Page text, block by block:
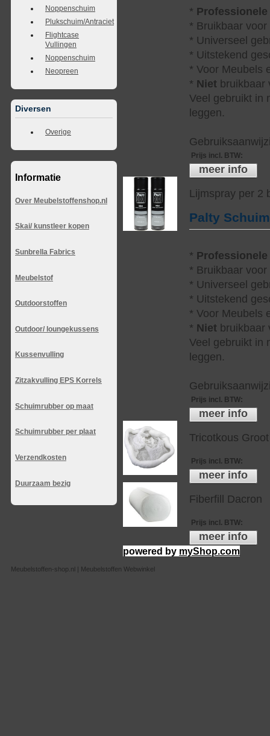
Noppenschuim
Plukschuim/Antraciet
Flightcase
Vullingen
Noppenschuim
Neopreen
Diversen
Overige
Informatie
Over Meubelstoffenshop.nl
Skai/ kunstleer kopen
Sunbrella Fabrics
Meubelstof
Outdoorstoffen
Outdoor/ loungekussens
Kussenvulling
Zitzakvulling EPS Korrels
Schuimrubber op maat
Schuimrubber per plaat
Verzendkosten
Duurzaam bezig
* Professionele
* Bruikbaar
* Universeel
* Uitstekend
* Voor Meubels
* Niet bruikbaar
Veel gebruikt in
leggen.
Prijs incl. BTW:
meer info
Lijmspray per 2
Palty
* Professionele
* Bruikbaar
* Universeel
* Uitstekend
* Voor Meubels
* Niet bruikbaar
Veel gebruikt in
leggen.
Prijs incl. BTW:
meer info
Tricotkous Groot
Prijs incl. BTW:
meer info
Fiberfill Dacron
Prijs incl. BTW:
meer info
powered by myShop.com
Meubelstoffen-shop.nl | Meubelstoffen Webwinkel